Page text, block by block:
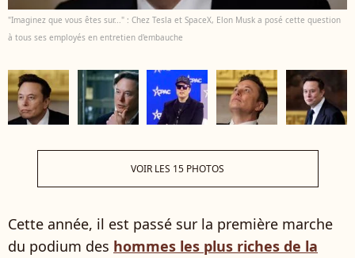
"Imaginez que vous êtes sur..." : Chez Tesla et SpaceX, Elon Musk a posé cette question
à tous ses employés en entretien d'embauche
VOIR LES 15 PHOTOS
Cette année, il est passé sur la première marche
du podium des hommes les plus riches de la